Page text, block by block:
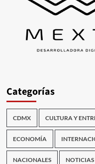
Categorías
CDMX CULTURA Y
ECONOMÍA
NACIONALES NOTICIAS